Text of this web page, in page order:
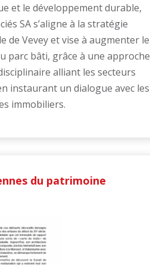
et le développement durable,
SA s’aligne à la stratégie
de Vevey et vise à augmenter le
parc bâti, grâce à une approche
alliant les secteurs
instaurant un dialogue avec les
immobiliers.
du patrimoine